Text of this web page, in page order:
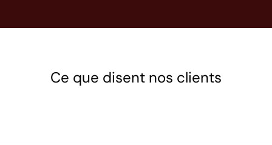
Ce que disent nos clients